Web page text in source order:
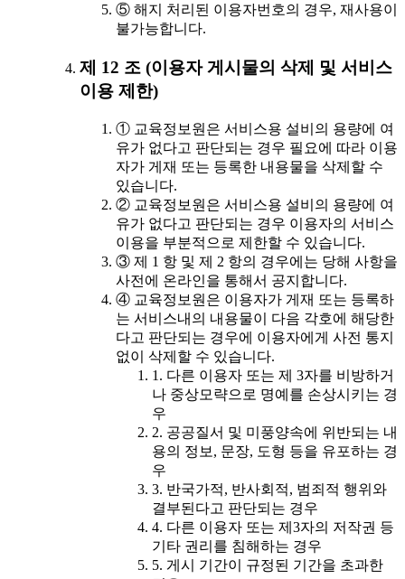
⑤ 해지 처리된 이용자번호의 경우, 재사용이
불가능합니다.
제 12 조 (이용자 게시물의 삭제 및 서비스
이용 제한)
① 교육정보원은 서비스용 설비의 용량에 여
유가 없다고 판단되는 경우 필요에 따라 이용
자가 게재 또는 등록한 내용물을 삭제할 수
있습니다.
② 교육정보원은 서비스용 설비의 용량에 여
유가 없다고 판단되는 경우 이용자의 서비스
이용을 부분적으로 제한할 수 있습니다.
③ 제 1 항 및 제 2 항의 경우에는 당해 사항을
사전에 온라인을 통해서 공지합니다.
④ 교육정보원은 이용자가 게재 또는 등록하
는 서비스내의 내용물이 다음 각호에 해당한
다고 판단되는 경우에 이용자에게 사전 통지
없이 삭제할 수 있습니다.
1. 다른 이용자 또는 제 3자를 비방하거
나 중상모략으로 명예를 손상시키는 경
우
2. 공공질서 및 미풍양속에 위반되는 내
용의 정보, 문장, 도형 등을 유포하는 경
우
3. 반국가적, 반사회적, 범죄적 행위와
결부된다고 판단되는 경우
4. 다른 이용자 또는 제3자의 저작권 등
기타 권리를 침해하는 경우
5. 게시 기간이 규정된 기간을 초과한